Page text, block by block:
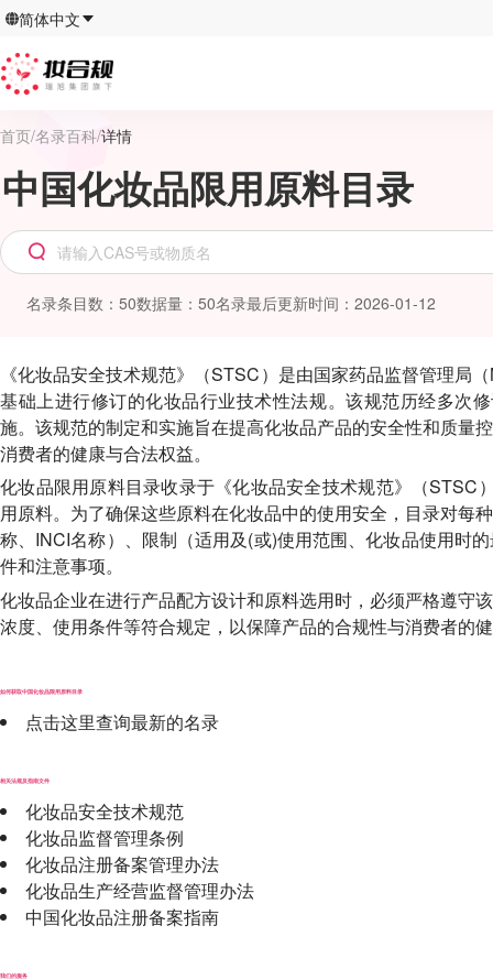
简体中文
首页/名录百科/详情
中国化妆品限用原料目录
名录条目数 ： 50数据量 ： 50名录最后更新时间 ： 2026-01-12
《化妆品安全技术规范》（STSC）是由国家药品监督管理局（
基础上进行修订的化妆品行业技术性法规。该规范历经多次
施。该规范的制定和实施旨在提高化妆品产品的安全性和质量
消费者的健康与合法权益。
化妆品限用原料目录收录于《化妆品安全技术规范》（STSC
用原料。为了确保这些原料在化妆品中的使用安全，目录对每
称、 INCI名称）、限制（适用及(或)使用范围、化妆品使用时
件和注意事项。
化妆品企业在进行产品配方设计和原料选用时，必须严格遵守
浓度、使用条件等符合规定，以保障产品的合规性与消费者的
如何获取中国化妆品限用原料目录
点击这里查询最新的名录
相关法规及指南文件
化妆品安全技术规范
化妆品监督管理条例
化妆品注册备案管理办法
化妆品生产经营监督管理办法
中国化妆品注册备案指南
我们的服务